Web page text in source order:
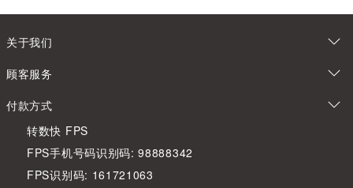
关于我们
顾客服务
付款方式
转数快 FPS
FPS手机号码识别码: 98888342
FPS识别码: 161721063